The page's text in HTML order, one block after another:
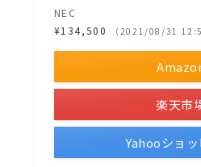
NEC
¥134,500
（2021/08/31
楽天市
Yahooショ